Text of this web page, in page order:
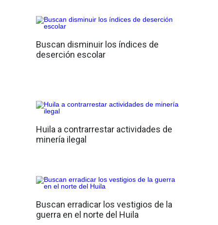
Buscan disminuir los índices de
deserción escolar
Huila a contrarrestar actividades de
minería ilegal
Buscan erradicar los vestigios de la
guerra en el norte del Huila